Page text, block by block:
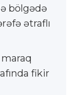
bölgədə
ətraflı
maraq
fikir